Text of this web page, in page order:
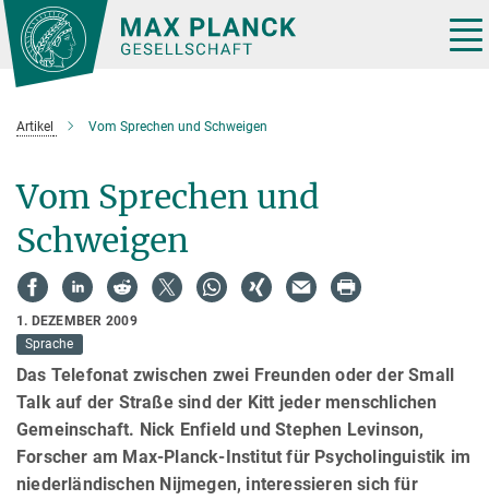
Hauptinhalt
Artikel Vom Sprechen und Schweigen
Vom Sprechen und
Schweigen
1. DEZEMBER 2009
Sprache
Das Telefonat zwischen zwei Freunden oder der Small
Talk auf der Straße sind der Kitt jeder menschlichen
Gemeinschaft. Nick Enfield und Stephen Levinson,
Forscher am Max-Planck-Institut für Psycholinguistik im
niederländischen Nijmegen, interessieren sich für